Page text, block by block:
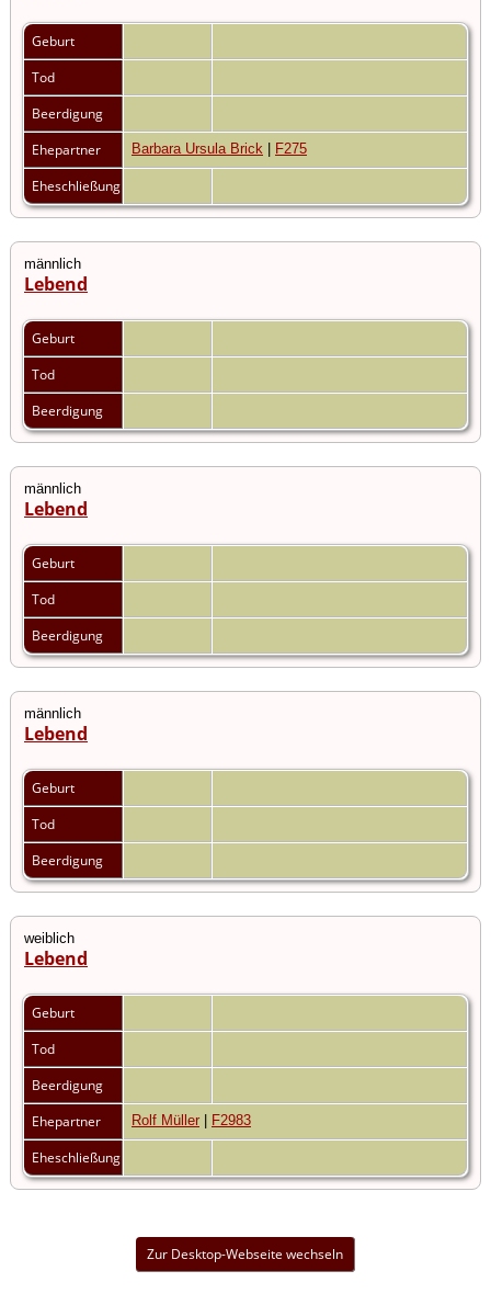
Geburt
Tod
Beerdigung
Ehepartner
Barbara Ursula Brick F275
Eheschließung
männlich
Lebend
Geburt
Tod
Beerdigung
männlich
Lebend
Geburt
Tod
Beerdigung
männlich
Lebend
Geburt
Tod
Beerdigung
weiblich
Lebend
Geburt
Tod
Beerdigung
Ehepartner
Rolf Müller F2983
Eheschließung
Zur Desktop-Webseite wechseln